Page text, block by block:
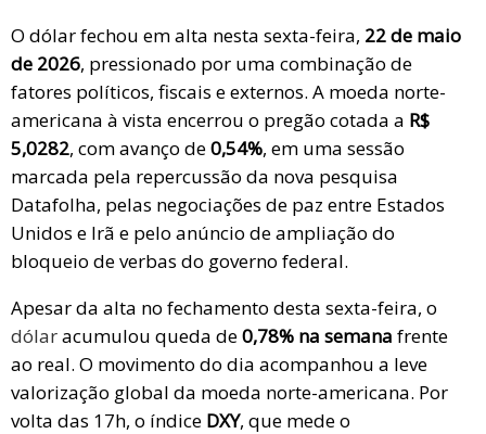
s
A
p
p
es
t
gr
a
m
b
o
o
k
bl
r
o
ar
d
dI
n
ky
e
a
d
s
O dólar fechou em alta nesta sexta-feira, 22 de maio
de 2026, pressionado por uma combinação de
fatores políticos, fiscais e externos. A moeda norte-
americana à vista encerrou o pregão cotada a R$
5,0282, com avanço de0,54%, em uma sessão
marcada pela repercussão da nova pesquisa
Datafolha, pelas negociações de paz entre Estados
Unidos e Irã e pelo anúncio de ampliação do
bloqueio de verbas do governo federal.
Apesar da alta no fechamento desta sexta-feira, o
dólaracumulou queda de0,78% na semana frente
ao real. O movimento do dia acompanhou a leve
valorização global da moeda norte-americana. Por
volta das 17h, o índice DXY, que mede o